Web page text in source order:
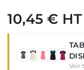
10,45 € HT
Voir